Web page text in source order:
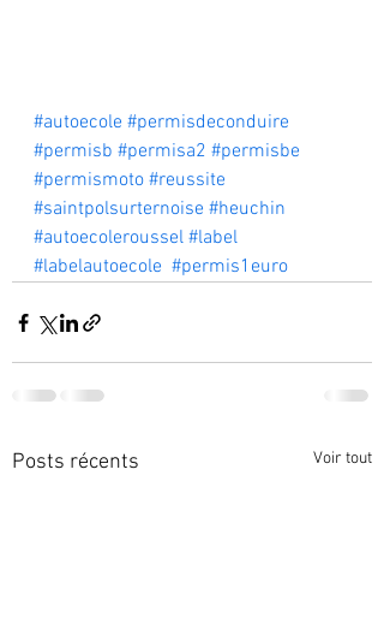
#autoecole #permisdeconduire
#permisb #permisa2 #permisbe
#permismoto #reussite
#saintpolsurternoise #heuchin
#autoecoleroussel #label
#labelautoecole #permis1euro
Posts récents Voir tout